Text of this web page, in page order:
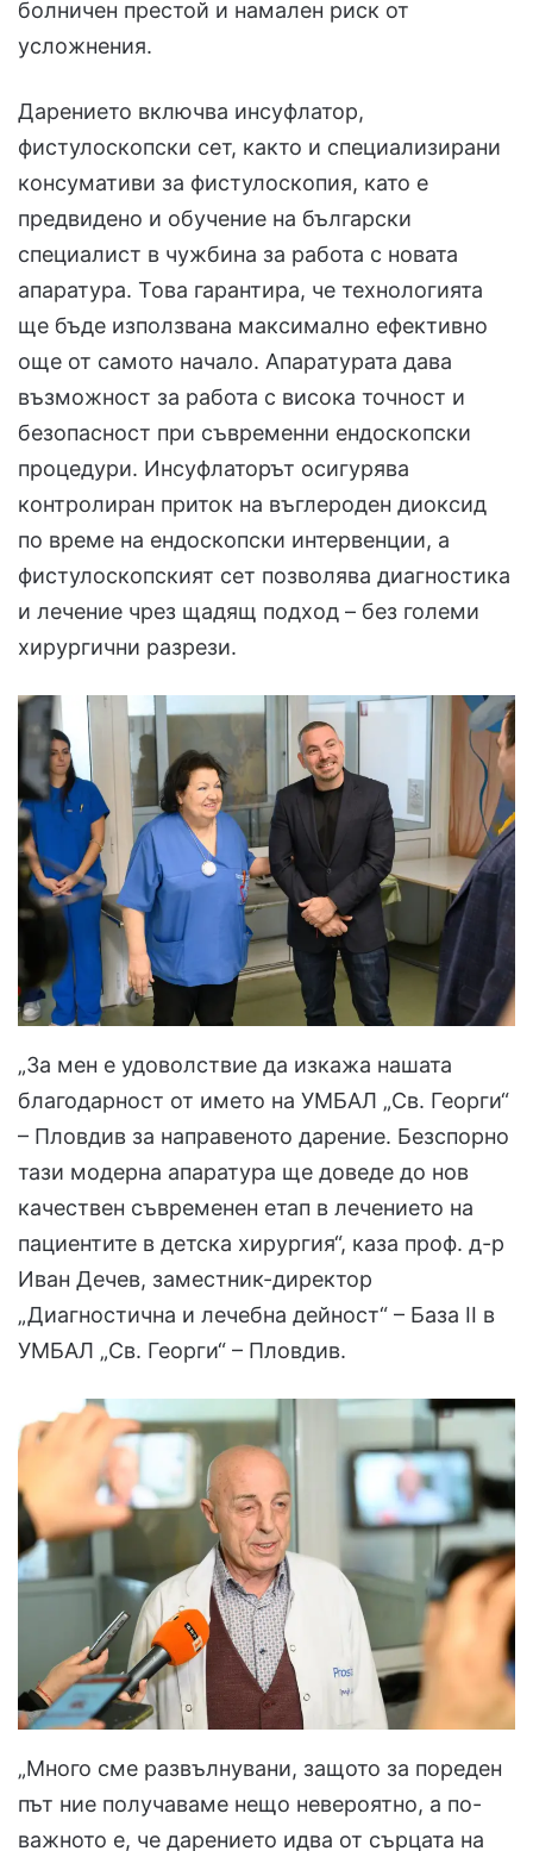
болничен престой и намален риск от
усложнения.
Дарението включва инсуфлатор,
фистулоскопски сет, както и специализирани
консумативи за фистулоскопия, като е
предвидено и обучение на български
специалист в чужбина за работа с новата
апаратура. Това гарантира, че технологията
ще бъде използвана максимално ефективно
още от самото начало. Апаратурата дава
възможност за работа с висока точност и
безопасност при съвременни ендоскопски
процедури. Инсуфлаторът осигурява
контролиран приток на въглероден диоксид
по време на ендоскопски интервенции, а
фистулоскопският сет позволява диагностика
и лечение чрез щадящ подход – без големи
хирургични разрези.
„За мен е удоволствие да изкажа нашата
благодарност от името на УМБАЛ „Св. Георги“
– Пловдив за направеното дарение. Безспорно
тази модерна апаратура ще доведе до нов
качествен съвременен етап в лечението на
пациентите в детска хирургия“, каза проф. д-р
Иван Дечев, заместник-директор
„Диагностична и лечебна дейност“ – База II в
УМБАЛ „Св. Георги“ – Пловдив.
„Много сме развълнувани, защото за пореден
път ние получаваме нещо невероятно, а по-
важното е, че дарението идва от сърцата на